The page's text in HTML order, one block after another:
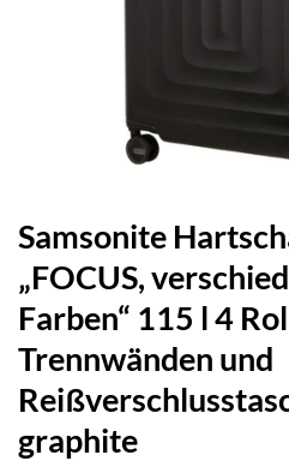
Samsonite
„FOCUS,
Farben“ 115 l 4
Trennwänden und
graphite